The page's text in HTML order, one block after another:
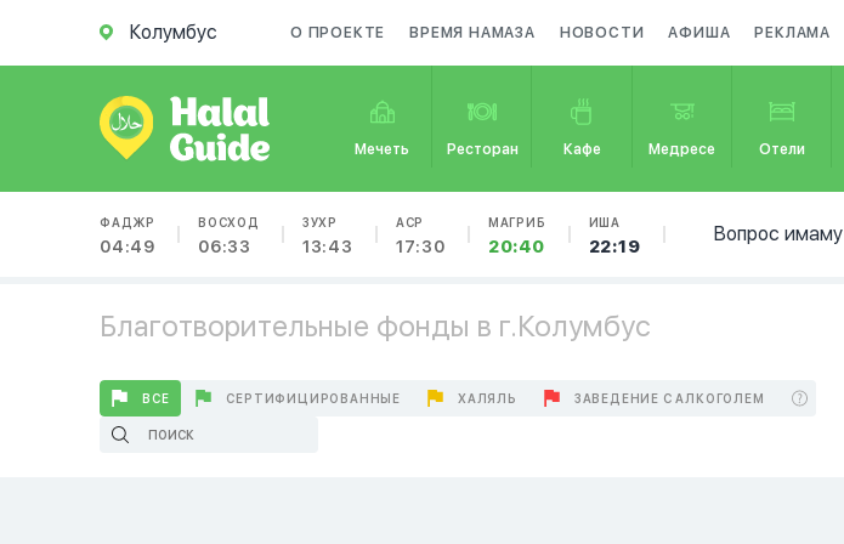
Колумбус О ПРОЕКТЕ ВРЕМЯ НАМАЗА НОВОСТИ АФИША РЕКЛАМА
Мечеть Ресторан Кафе Медресе Отели
ФАДЖР
04:49
ВОСХОД
06:33
ЗУХР
13:43
АСР
17:30
МАГРИБ
20:40
ИША
22:19
Вопрос имаму
Благотворительные фонды в г.Колумбус
ВСЕ СЕРТИФИЦИРОВАННЫЕ ХАЛЯЛЬ ЗАВЕДЕНИЕ С АЛКОГОЛЕМ